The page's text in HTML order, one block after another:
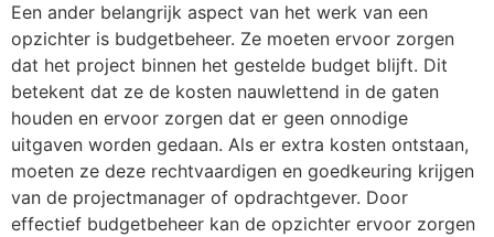
Een ander belangrijk aspect van het werk van een
opzichter is budgetbeheer. Ze moeten ervoor zorgen
dat het project binnen het gestelde budget blijft. Dit
betekent dat ze de kosten nauwlettend in de gaten
houden en ervoor zorgen dat er geen onnodige
uitgaven worden gedaan. Als er extra kosten ontstaan,
moeten ze deze rechtvaardigen en goedkeuring krijgen
van de projectmanager of opdrachtgever. Door
effectief budgetbeheer kan de opzichter ervoor zorgen